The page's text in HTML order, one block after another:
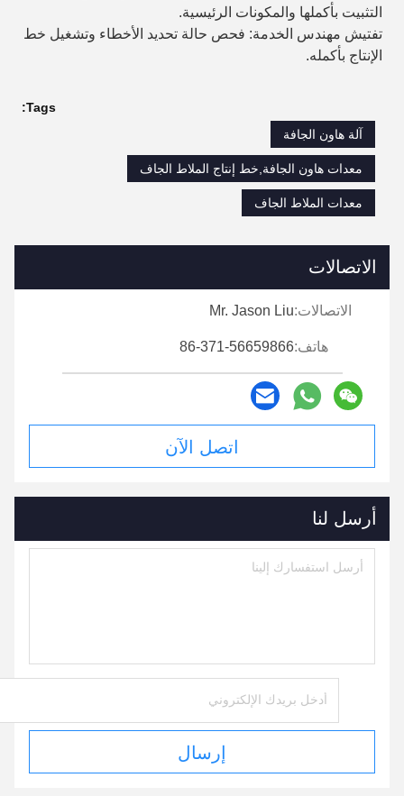
التثبيت بأكملها والمكونات الرئيسية.
تفتيش مهندس الخدمة: فحص حالة تحديد الأخطاء وتشغيل خط
الإنتاج بأكمله.
Tags:
آلة هاون الجافة
معدات هاون الجافة,خط إنتاج الملاط الجاف
معدات الملاط الجاف
الاتصالات
الاتصالات:Mr. Jason Liu
هاتف:86-371-56659866
اتصل الآن
أرسل لنا
إرسال